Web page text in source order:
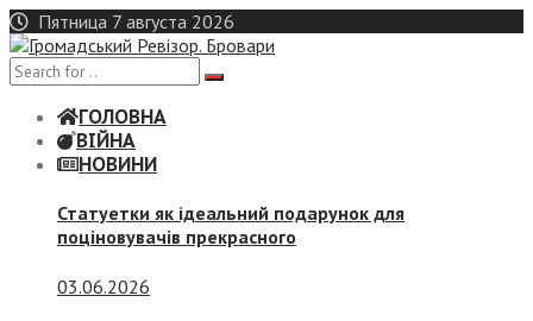
Skip
to
content
Пятница 7 августа 2026
ГОЛОВНА
ВІЙНА
НОВИНИ
Статуетки як ідеальний подарунок для
поціновувачів прекрасного
03.06.2026